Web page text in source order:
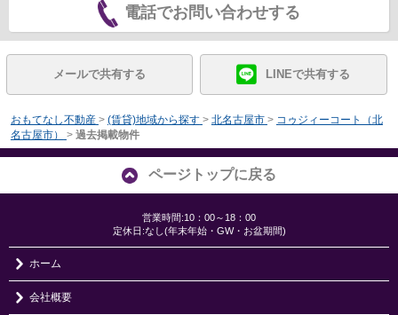
電話でお問い合わせする
メールで共有する LINEで共有する
おもてなし不動産 > (賃貸)地域から探す > 北名古屋市 > コゥジィーコート（北
名古屋市）
> 過去掲載物件
ページトップに戻る
営業時間:10：00～18：00
定休日:なし(年末年始・GW・お盆期間)
ホーム
会社概要